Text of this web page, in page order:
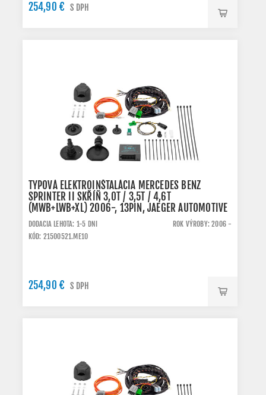
254,90 € S DPH
TYPOVÁ ELEKTROINŠTALÁCIA MERCEDES BENZ
SPRINTER II SKŘÍŇ 3,0T / 3,5T / 4,6T
(MWB+LWB+XL) 2006-, 13PIN, JAEGER AUTOMOTIVE
DODACIA LEHOTA: 1-5 DNI
ROK VÝROBY: 2006 -
KÓD: 21500521.ME10
254,90 € S DPH